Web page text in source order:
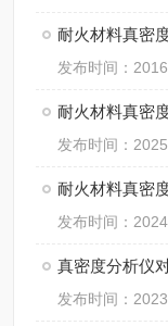
耐火材料真密
发布时间：
耐火材料真密
发布时间：
耐火材料真密
发布时间：
真密度分析仪
发布时间：